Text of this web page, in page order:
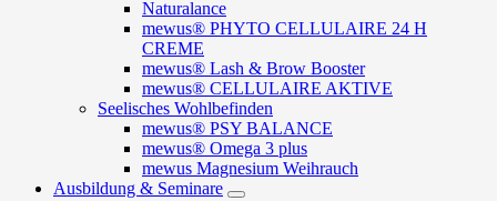
Naturalance
mewus® PHYTO CELLULAIRE 24 H
CREME
mewus® Lash & Brow Booster
mewus® CELLULAIRE AKTIVE
Seelisches Wohlbefinden
mewus® PSY BALANCE
mewus® Omega 3 plus
mewus Magnesium Weihrauch
Ausbildung & Seminare